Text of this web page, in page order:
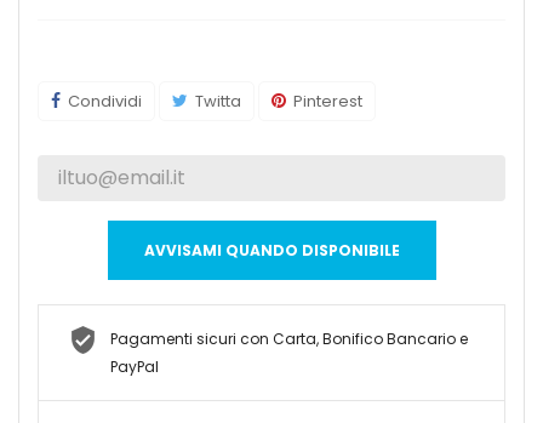
Condividi Twitta Pinterest
AVVISAMI QUANDO DISPONIBILE
Pagamenti sicuri con Carta, Bonifico Bancario e
PayPal